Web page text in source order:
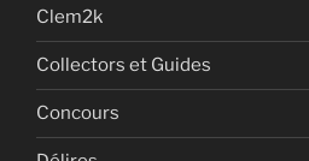
Clem2k
Collectors et Guides
Concours